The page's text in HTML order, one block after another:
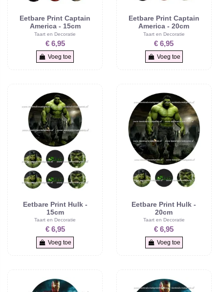
Eetbare Print Captain
America - 15cm
Taart en Decoratie
€ 6,95
Voeg toe
Eetbare Print Captain
America - 20cm
Taart en Decoratie
€ 6,95
Voeg toe
Eetbare Print Hulk -
15cm
Taart en Decoratie
€ 6,95
Voeg toe
Eetbare Print Hulk -
20cm
Taart en Decoratie
€ 6,95
Voeg toe